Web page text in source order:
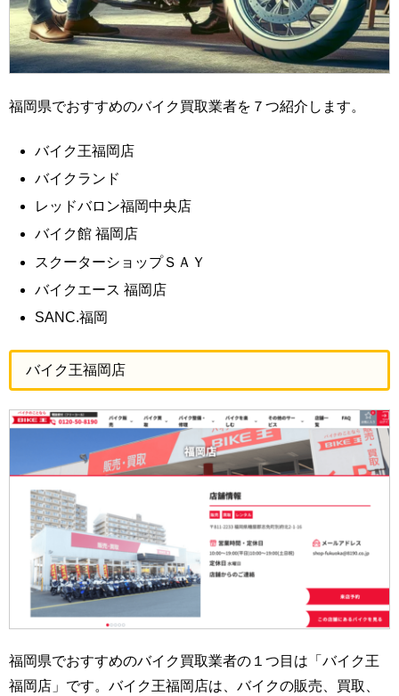
福岡県でおすすめのバイク買取業者を７つ紹介します。
バイク王福岡店
バイクランド
レッドバロン福岡中央店
バイク館 福岡店
スクーターショップＳＡＹ
バイクエース 福岡店
SANC.福岡
バイク王福岡店
福岡県でおすすめのバイク買取業者の１つ目は「バイク王
福岡店」です。バイク王福岡店は、バイクの販売、買取、